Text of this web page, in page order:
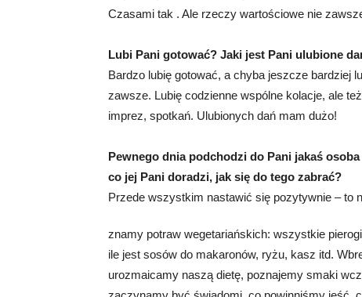
Czasami tak . Ale rzeczy wartościowe nie
Lubi Pani gotować? Jaki jest Pani ulubione
Bardzo lubię gotować, a chyba jeszcze bardziej
zawsze. Lubię codzienne wspólne kolacje, ale
imprez, spotkań. Ulubionych dań mam dużo!
Pewnego dnia podchodzi do Pani jakaś
co jej Pani doradzi, jak się do tego zabrać?
Przede wszystkim nastawić się pozytywnie – to
znamy potraw wegetariańskich: wszystkie
ile jest sosów do makaronów, ryżu, kasz itd.
urozmaicamy naszą dietę, poznajemy smaki